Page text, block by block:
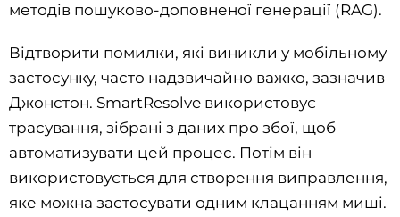
методів пошуково-доповненої генерації (RAG).
Відтворити помилки, які виникли у мобільному
застосунку, часто надзвичайно важко, зазначив
Джонстон. SmartResolve використовує
трасування, зібрані з даних про збої, щоб
автоматизувати цей процес. Потім він
використовується для створення виправлення,
яке можна застосувати одним клацанням миші.